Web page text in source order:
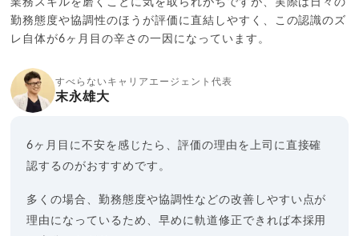
業務スキルを磨くことに気を取られがちですが、実際は日々の
勤務態度や協調性のほうが評価に直結しやすく、この認識のズ
レ自体が6ヶ月目の辛さの一因になっています。
すべらないキャリアエージェント代表
末永雄大
6ヶ月目に不安を感じたら、評価の理由を上司に直接確
認するのがおすすめです。
多くの場合、勤務態度や協調性などの改善しやすい点が
理由になっているため、早めに軌道修正できれば本採用